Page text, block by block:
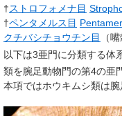
†ストロフォメナ目
†ペンタメルス目
クチバシチョウチン目
（
以下は3亜門に分類する体
類を腕足動物門の第4の亜
本項ではホウキムシ類は腕